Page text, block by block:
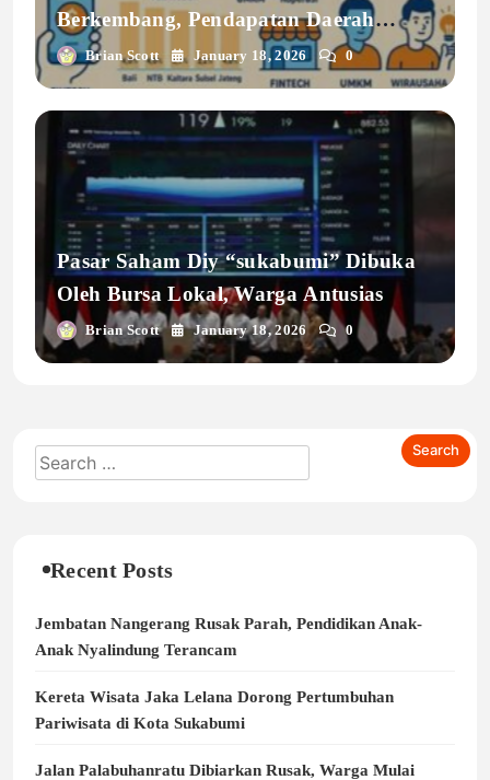
Berkembang, Pendapatan Daerah
Tumbuh Dua Digit
Brian Scott January 18, 2026 0
Pasar Saham Diy “sukabumi” Dibuka
Oleh Bursa Lokal, Warga Antusias
Brian Scott January 18, 2026 0
Recent Posts
Jembatan Nangerang Rusak Parah, Pendidikan Anak-
Anak Nyalindung Terancam
Kereta Wisata Jaka Lelana Dorong Pertumbuhan
Pariwisata di Kota Sukabumi
Jalan Palabuhanratu Dibiarkan Rusak, Warga Mulai